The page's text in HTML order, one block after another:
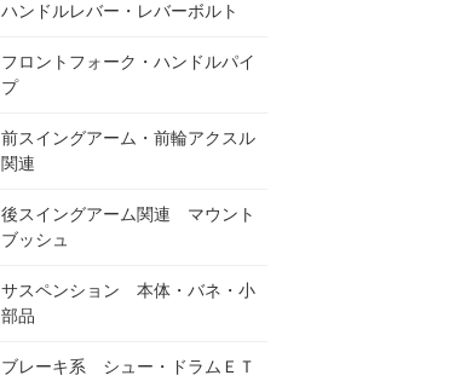
ハンドルレバー・レバーボルト
フロントフォーク・ハンドルパイ
プ
前スイングアーム・前輪アクスル
関連
後スイングアーム関連 マウント
ブッシュ
サスペンション 本体・バネ・小
部品
ブレーキ系 シュー・ドラムＥＴ